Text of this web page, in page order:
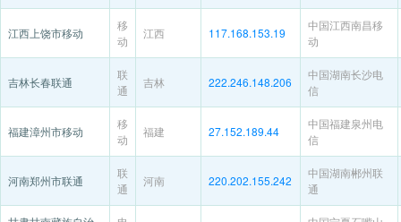
江西上饶市移动
移
动
江西 117.168.153.19
中国江西南昌移
动
吉林长春联通
联
通
吉林 222.246.148.206
中国湖南长沙电
信
福建漳州市移动
移
动
福建 27.152.189.44
中国福建泉州电
信
河南郑州市联通
联
通
河南 220.202.155.242
中国湖南郴州联
通